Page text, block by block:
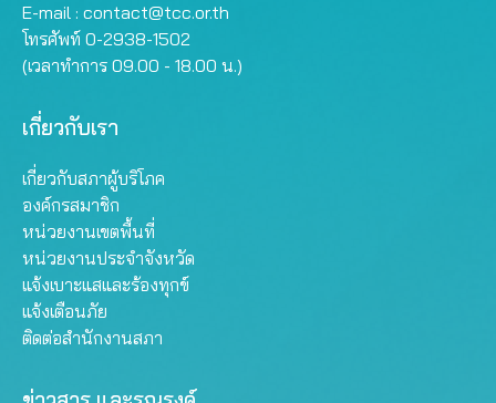
E-mail : contact@tcc.or.th
โทรศัพท์ 0-2938-1502
(เวลาทำการ 09.00 - 18.00 น.)
เกี่ยวกับเรา
เกี่ยวกับสภาผู้บริโภค
องค์กรสมาชิก
หน่วยงานเขตพื้นที่
หน่วยงานประจำจังหวัด
แจ้งเบาะแสและร้องทุกข์
แจ้งเตือนภัย
ติดต่อสำนักงานสภา